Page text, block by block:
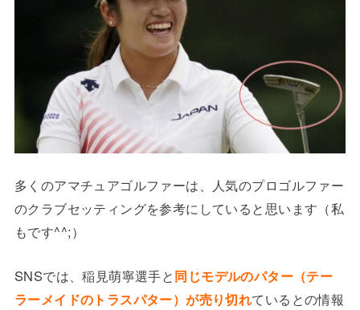
多くのアマチュアゴルファーは、人気のプロゴルファー
のクラブセッティングを参考にしていると思います（私
もです^^;）
SNSでは、稲見萌寧選手と同じモデルのパター（テー
ラーメイドのトラスパター）が売り切れているとの情報